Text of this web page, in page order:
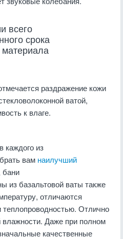
всего
срока
материала
раздражение кожи
ватой,
к влаге.
каждого из
вам наилучший
бани
из базальтовой ваты также
отличаются
теплопроводностью. Отлично
Даже при полном
качественные